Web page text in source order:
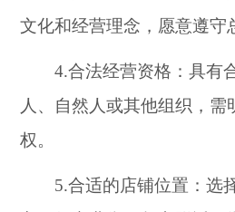
文化和经营理念，愿意遵守
4.合法经营资格：具有
人、自然人或其他组织，需
权。
5.合适的店铺位置：选